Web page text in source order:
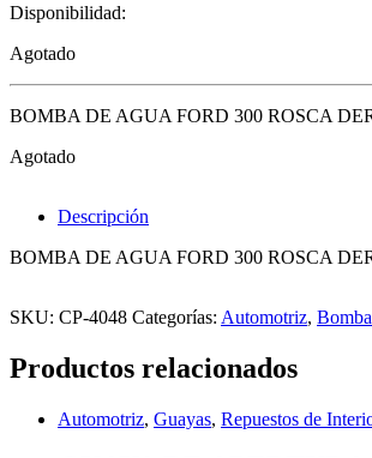
Disponibilidad:
Agotado
BOMBA DE AGUA FORD 300 ROSCA
Agotado
Descripción
BOMBA DE AGUA FORD 300 ROSCA
SKU: CP-4048 Categorías: Automotriz,
Productos relacionados
Automotriz, Guayas, Repuestos de